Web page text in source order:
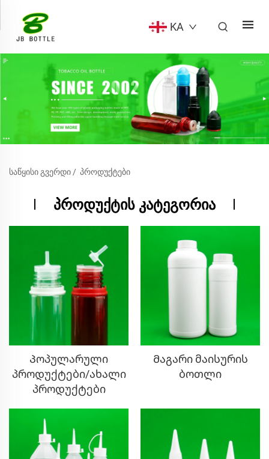
KA
ᲡᲐᲬᲧᲘᲡᲘ ᲒᲕᲔᲠᲓᲘ/ ᲞᲠᲝᲓᲣᲥᲢᲔᲑᲘ
ᲞᲠᲝᲓᲣᲥᲢᲘᲡ ᲙᲐᲢᲔᲒᲝᲠᲘᲐ
Პოპულარული
პროდუქტები/ახალი
პროდუქტები
Მაგარი მაისურის
ბოთლი